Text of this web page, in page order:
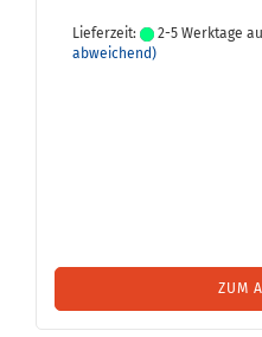
Lieferzeit: 2-5 Werktage
abweichend)
ZUM